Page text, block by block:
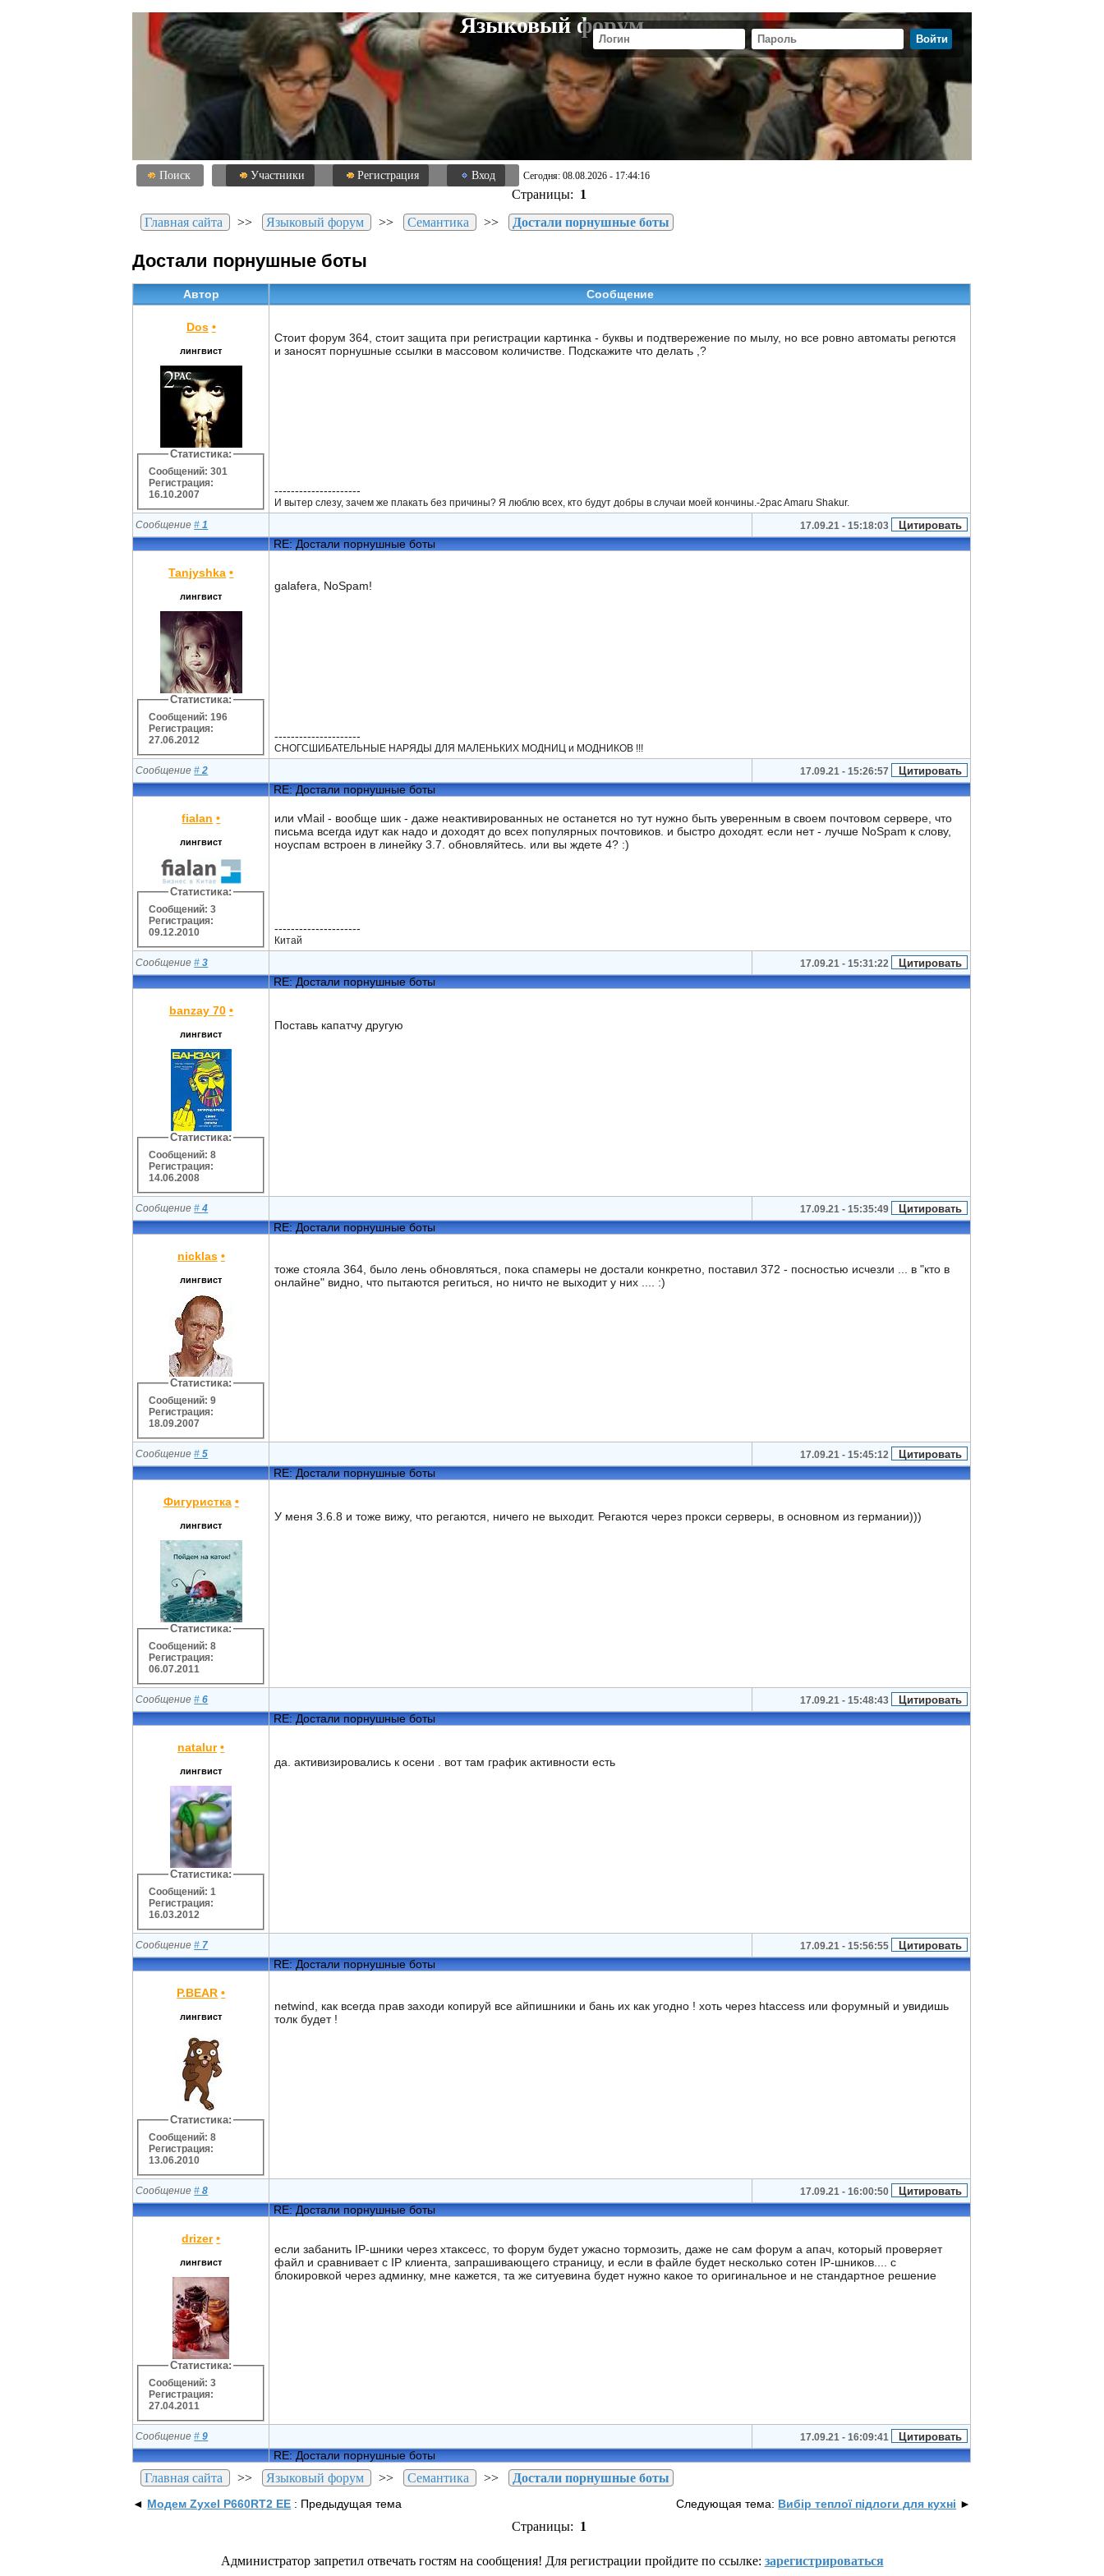
Языковый форум
Поиск Участники Регистрация Вход Сегодня: 08.08.2026 - 17:44:16
Страницы: 1
Главная сайта
>> Языковый форум >> Семантика >> Достали порнушные боты
Достали порнушные боты
Автор Сообщение
Dos •
лингвист
Статистика:
Сообщений: 301
Регистрация:
16.10.2007
Стоит форум 364, стоит защита при регистрации картинка - буквы и подтвережение по мылу, но все ровно автоматы регются
и заносят порнушные ссылки в массовом количистве. Подскажите что делать ,?
---------------------
И вытер слезу, зачем же плакать без причины? Я люблю всех, кто будут добры в случаи моей кончины.-2pac Amaru Shakur.
Сообщение#1 17.09.21 - 15:18:03
RE: Достали порнушные боты
Tanjyshka •
лингвист
Статистика:
Сообщений: 196
Регистрация:
27.06.2012
galafera, NoSpam!
---------------------
СНОГСШИБАТЕЛЬНЫЕ НАРЯДЫ ДЛЯ МАЛЕНЬКИХ МОДНИЦ и МОДНИКОВ !!!
Сообщение#2 17.09.21 - 15:26:57
RE: Достали порнушные боты
fialan •
лингвист
Статистика:
Сообщений: 3
Регистрация:
09.12.2010
или vMail - вообще шик - даже неактивированных не останется но тут нужно быть уверенным в своем почтовом сервере, что
письма всегда идут как надо и доходят до всех популярных почтовиков. и быстро доходят. если нет - лучше NoSpam к слову,
ноуспам встроен в линейку 3.7. обновляйтесь. или вы ждете 4? :)
---------------------
Китай
Сообщение#3 17.09.21 - 15:31:22
RE: Достали порнушные боты
banzay 70 •
лингвист
Статистика:
Сообщений: 8
Регистрация:
14.06.2008
Поставь капатчу другую
Сообщение#4 17.09.21 - 15:35:49
RE: Достали порнушные боты
nicklas •
лингвист
Статистика:
Сообщений: 9
Регистрация:
18.09.2007
тоже стояла 364, было лень обновляться, пока спамеры не достали конкретно, поставил 372 - посностью исчезли ... в "кто в
онлайне" видно, что пытаются региться, но ничто не выходит у них .... :)
Сообщение#5 17.09.21 - 15:45:12
RE: Достали порнушные боты
Фигуристка •
лингвист
Статистика:
Сообщений: 8
Регистрация:
06.07.2011
У меня 3.6.8 и тоже вижу, что регаются, ничего не выходит. Регаются через прокси серверы, в основном из германии)))
Сообщение#6 17.09.21 - 15:48:43
RE: Достали порнушные боты
natalur •
лингвист
Статистика:
Сообщений: 1
Регистрация:
16.03.2012
да. активизировались к осени . вот там график активности есть
Сообщение# 7 17.09.21 - 15:56:55
RE: Достали порнушные боты
P.BEAR •
лингвист
Статистика:
Сообщений: 8
Регистрация:
13.06.2010
netwind, как всегда прав заходи копируй все айпишники и бань их как угодно ! хоть через htaccess или форумный и увидишь
толк будет !
Сообщение#8 17.09.21 - 16:00:50
RE: Достали порнушные боты
drizer •
лингвист
Статистика:
Сообщений: 3
Регистрация:
27.04.2011
если забанить IP-шники через хтаксесс, то форум будет ужасно тормозить, даже не сам форум а апач, который проверяет
файл и сравнивает с IP клиента, запрашивающего страницу, и если в файле будет несколько сотен IP-шников.... с
блокировкой через админку, мне кажется, та же ситуевина будет нужно какое то оригинальное и не стандартное решение
Сообщение#9 17.09.21 - 16:09:41
RE: Достали порнушные боты
Главная сайта >> Языковый форум >> Семантика >> Достали порнушные боты
◄ Модем Zyxel P660RT2 EE : Предыдущая тема Следующая тема: Вибір теплої підлоги для кухні ►
Страницы: 1
Администратор запретил отвечать гостям на сообщения! Для регистрации пройдите по ссылке: зарегистрироваться